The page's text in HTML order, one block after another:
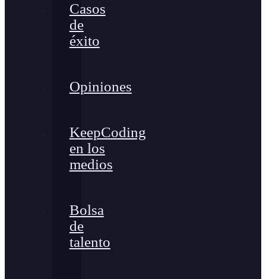
Casos
de
éxito
Opiniones
KeepCoding
en los
medios
Bolsa
de
talento